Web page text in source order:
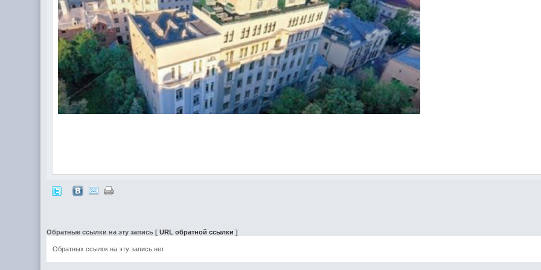
Обратные ссылки на эту запись[URL обратной ссылки ]
Обратных ссылок на эту запись нет